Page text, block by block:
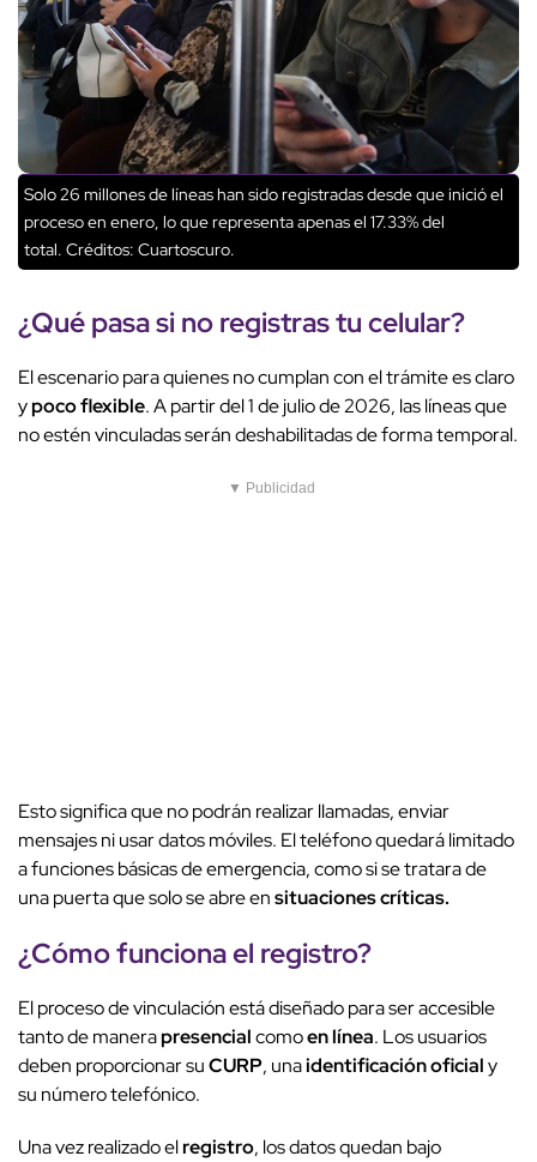
Solo 26 millones de líneas han sido registradas desde que inició el
proceso en enero, lo que representa apenas el 17.33% del
total. Créditos: Cuartoscuro.
¿Qué pasa si no registras tu celular?
El escenario para quienes no cumplan con el trámite es claro
ypoco flexible. A partir del 1 de julio de 2026, las líneas que
no estén vinculadas serán deshabilitadas de forma temporal.
▼ Publicidad
Esto significa que no podrán realizar llamadas, enviar
mensajes ni usar datos móviles. El teléfono quedará limitado
a funciones básicas de emergencia, como si se tratara de
una puerta que solo se abre ensituaciones críticas.
¿Cómo funciona el registro?
El proceso de vinculación está diseñado para ser accesible
tanto de manerapresencialcomoen línea. Los usuarios
deben proporcionar suCURP, unaidentificación oficialy
su número telefónico.
Una vez realizado elregistro, los datos quedan bajo